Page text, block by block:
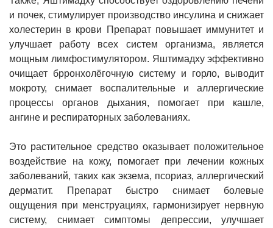
и почек, стимулирует производство инсулина и снижает
холестерин в крови Препарат повышает иммунитет и
улучшает работу всех систем организма, является
мощным лимфостимулятором. Яштимадху эффективно
очищает брронхолёгочную систему и горло, выводит
мокроту, снимает воспалительные и аллергические
процессы органов дыхания, помогает при кашле,
ангине и респираторных заболеваниях.
Это растительное средство оказывает положительное
воздействие на кожу, помогает при лечении кожных
заболеваний, таких как экзема, псориаз, аллергический
дерматит. Препарат быстро снимает болевые
ощущения при менструациях, гармонизирует нервную
систему, снимает симптомы депрессии, улучшает